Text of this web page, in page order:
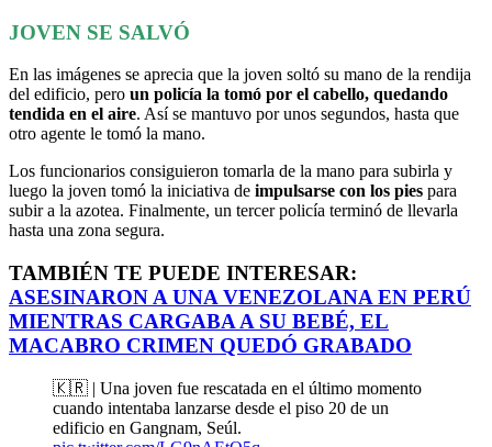
JOVEN SE SALVÓ
En las imágenes se aprecia que la joven soltó su mano de la rendija
del edificio, pero un policía la tomó por el cabello, quedando
tendida en el aire. Así se mantuvo por unos segundos, hasta que
otro agente le tomó la mano.
Los funcionarios consiguieron tomarla de la mano para subirla y
luego la joven tomó la iniciativa de impulsarse con los pies para
subir a la azotea. Finalmente, un tercer policía terminó de llevarla
hasta una zona segura.
TAMBIÉN TE PUEDE INTERESAR:
ASESINARON A UNA VENEZOLANA EN PERÚ
MIENTRAS CARGABA A SU BEBÉ, EL
MACABRO CRIMEN QUEDÓ GRABADO
🇰🇷 | Una joven fue rescatada en el último momento
cuando intentaba lanzarse desde el piso 20 de un
edificio en Gangnam, Seúl.